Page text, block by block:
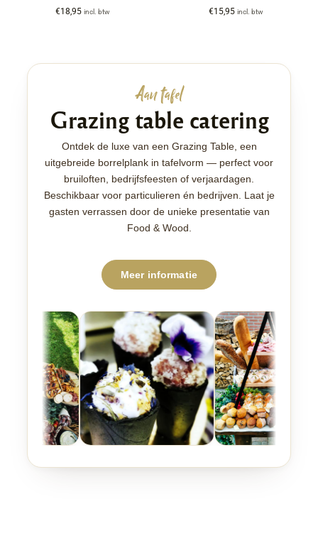
€18,95 incl. btw €15,95 incl. btw
Aan tafel
Grazing table catering
Ontdek de luxe van een Grazing Table, een
uitgebreide borrelplank in tafelvorm — perfect voor
bruiloften, bedrijfsfeesten of verjaardagen.
Beschikbaar voor particulieren én bedrijven. Laat je
gasten verrassen door de unieke presentatie van
Food & Wood.
Meer informatie